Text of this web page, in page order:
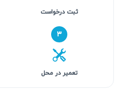
ثبت درخواست
۳
تعمیر در محل